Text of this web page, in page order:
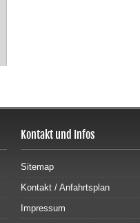
Kontakt und Infos
Sitemap
Kontakt / Anfahrtsplan
Impressum